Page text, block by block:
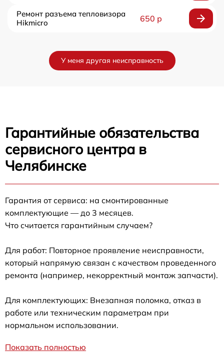
Ремонт разъема тепловизора
Hikmicro
650 р
У меня другая неисправность
Гарантийные обязательства
сервисного центра в
Челябинске
Гарантия от сервиса: на смонтированные
комплектующие — до 3 месяцев.
Что считается гарантийным случаем?
Для работ: Повторное проявление неисправности,
который напрямую связан с качеством проведенного
ремонта (например, некорректный монтаж запчасти).
Для комплектующих: Внезапная поломка, отказ в
работе или техническим параметрам при
нормальном использовании.
Показать полностью